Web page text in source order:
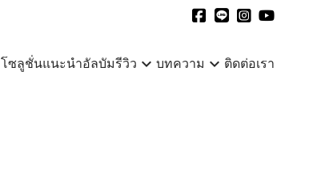
โซลูชั่นแนะนำอัลบัมรีวิว expand_more บทความ expand_more ติดต่อเรา